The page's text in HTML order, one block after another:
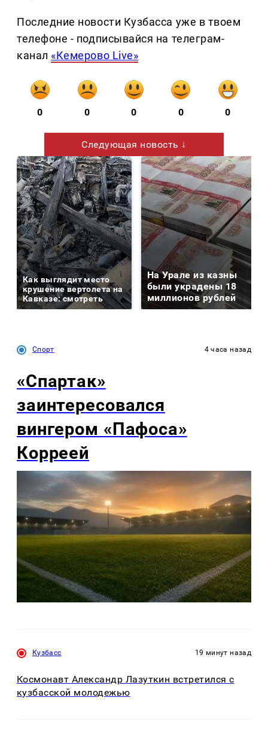
Последние новости Кузбасса уже в твоем
телефоне - подписывайся на телеграм-
канал «Кемерово Live»
0 0 0 0 0
Следующая новость ↓
Как выглядит место
крушение вертолета на
Кавказе: смотреть
На Урале из казны
были украдены 18
миллионов рублей
Спорт 4 часа назад
«Спартак»
заинтересовался
вингером «Пафоса»
Корреей
Кузбасс 19 минут назад
Космонавт Александр Лазуткин встретился с
кузбасской молодежью